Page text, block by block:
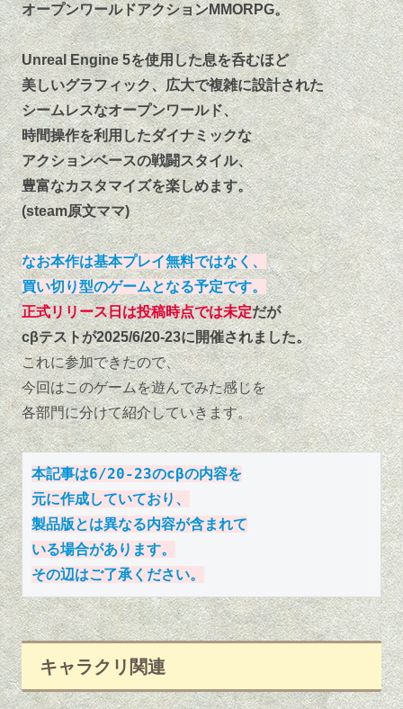
オープンワールドアクションMMORPG。
Unreal Engine 5を使用した息を呑むほど
美しいグラフィック、広大で複雑に設計された
シームレスなオープンワールド、
時間操作を利用したダイナミックな
アクションベースの戦闘スタイル、
豊富なカスタマイズを楽しめます。
(steam原文ママ)
なお本作は基本プレイ無料ではなく、
買い切り型のゲームとなる予定です。
正式リリース日は投稿時点では未定だが
cβテストが2025/6/20-23に開催されました。
これに参加できたので、
今回はこのゲームを遊んでみた感じを
各部門に分けて紹介していきます。
本記事は6/20-23のcβの内容を
元に作成していており、
製品版とは異なる内容が含まれて
いる場合があります。
その辺はご了承ください。
キャラクリ関連